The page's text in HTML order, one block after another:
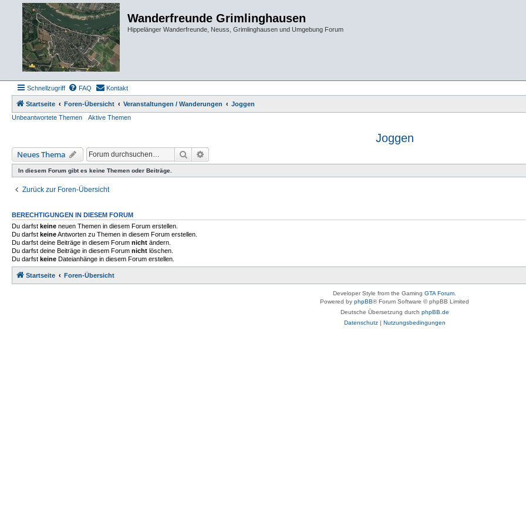
Wanderfreunde Grimlinghausen
Hippelänger Wanderfreunde, Neuss, Grimlinghausen und Umgebung Forum
Schnellzugriff FAQ Kontakt
Startseite Foren-Übersicht Veranstaltungen / Wanderungen
Joggen
Unbeantwortete Themen
Aktive Themen
Joggen
Neues Thema Suche
In diesem Forum gibt es keine Themen oder Beiträge.
Zurück zur Foren-Übersicht
BERECHTIGUNGEN IN DIESEM FORUM
Du darfst keine neuen Themen in diesem Forum erstellen.
Du darfst keineAntworten zu Themen in diesem Forum erstellen.
Du darfst deine Beiträge in diesem Forum nicht ändern.
Du darfst deine Beiträge in diesem Forum nicht löschen.
Du darfst keine Dateianhänge in diesem Forum erstellen.
Startseite Foren-Übersicht
Developer Style from the Gaming GTA Forum
Powered by phpBB® Forum Software © phpBB Limited
Deutsche Übersetzung durch phpBB.de
Datenschutz| Nutzungsbedingungen